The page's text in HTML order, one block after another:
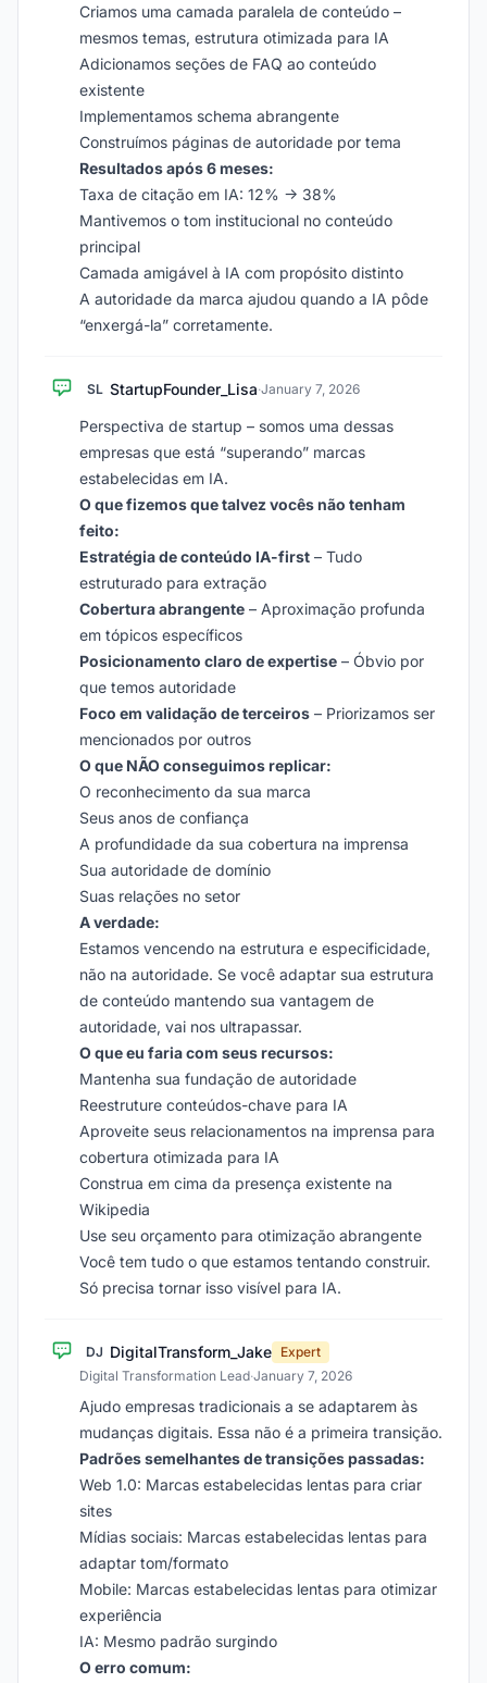
Criamos uma camada paralela de conteúdo –
mesmos temas, estrutura otimizada para IA
Adicionamos seções de FAQ ao conteúdo
existente
Implementamos schema abrangente
Construímos páginas de autoridade por tema
Resultados após 6 meses:
Taxa de citação em IA: 12% → 38%
Mantivemos o tom institucional no conteúdo
principal
Camada amigável à IA com propósito distinto
A autoridade da marca ajudou quando a IA pôde
“enxergá-la” corretamente.
SL StartupFounder_Lisa·January 7, 2026
Perspectiva de startup – somos uma dessas
empresas que está “superando” marcas
estabelecidas em IA.
O que fizemos que talvez vocês não tenham
feito:
Estratégia de conteúdo IA-first – Tudo
estruturado para extração
Cobertura abrangente – Aproximação profunda
em tópicos específicos
Posicionamento claro de expertise – Óbvio por
que temos autoridade
Foco em validação de terceiros – Priorizamos ser
mencionados por outros
O que NÃO conseguimos replicar:
O reconhecimento da sua marca
Seus anos de confiança
A profundidade da sua cobertura na imprensa
Sua autoridade de domínio
Suas relações no setor
A verdade:
Estamos vencendo na estrutura e especificidade,
não na autoridade. Se você adaptar sua estrutura
de conteúdo mantendo sua vantagem de
autoridade, vai nos ultrapassar.
O que eu faria com seus recursos:
Mantenha sua fundação de autoridade
Reestruture conteúdos-chave para IA
Aproveite seus relacionamentos na imprensa para
cobertura otimizada para IA
Construa em cima da presença existente na
Wikipedia
Use seu orçamento para otimização abrangente
Você tem tudo o que estamos tentando construir.
Só precisa tornar isso visível para IA.
DJ DigitalTransform_Jake Expert
Digital Transformation Lead·January 7, 2026
Ajudo empresas tradicionais a se adaptarem às
mudanças digitais. Essa não é a primeira transição.
Padrões semelhantes de transições passadas:
Web 1.0: Marcas estabelecidas lentas para criar
sites
Mídias sociais: Marcas estabelecidas lentas para
adaptar tom/formato
Mobile: Marcas estabelecidas lentas para otimizar
experiência
IA: Mesmo padrão surgindo
O erro comum: